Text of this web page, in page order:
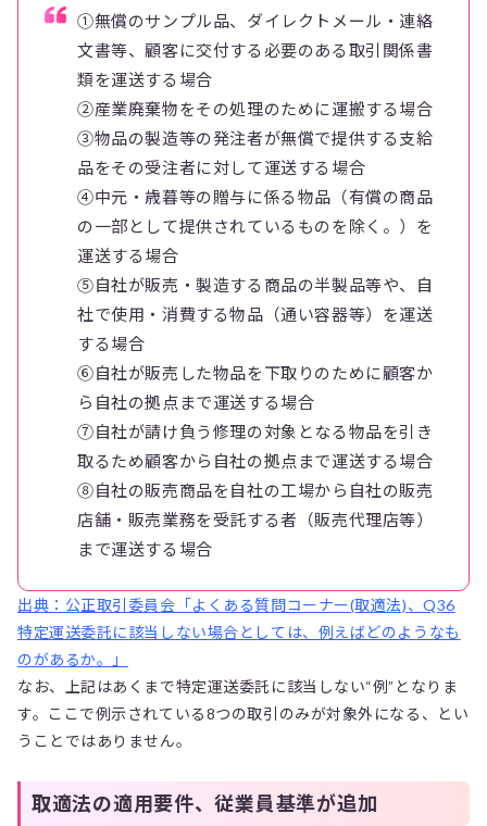
①無償のサンプル品、ダイレクトメール・連絡
文書等、顧客に交付する必要のある取引関係書
類を運送する場合
②産業廃棄物をその処理のために運搬する場合
③物品の製造等の発注者が無償で提供する支給
品をその受注者に対して運送する場合
④中元・歳暮等の贈与に係る物品（有償の商品
の一部として提供されているものを除く。）を
運送する場合
⑤自社が販売・製造する商品の半製品等や、自
社で使用・消費する物品（通い容器等）を運送
する場合
⑥自社が販売した物品を下取りのために顧客か
ら自社の拠点まで運送する場合
⑦自社が請け負う修理の対象となる物品を引き
取るため顧客から自社の拠点まで運送する場合
⑧自社の販売商品を自社の工場から自社の販売
店舗・販売業務を受託する者（販売代理店等）
まで運送する場合
出典：公正取引委員会「よくある質問コーナー(取適法)、Q36
特定運送委託に該当しない場合としては、例えばどのようなも
のがあるか。」
なお、上記はあくまで特定運送委託に該当しない“例”となりま
す。ここで例示されている8つの取引のみが対象外になる、とい
うことではありません。
取適法の適用要件、従業員基準が追加